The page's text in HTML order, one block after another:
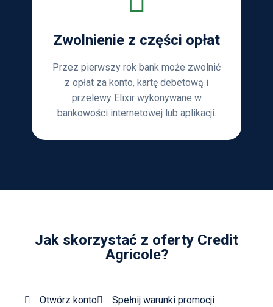
Zwolnienie z części opłat
Przez pierwszy rok bank może zwolnić
z opłat za konto, kartę debetową i
przelewy Elixir wykonywane w
bankowości internetowej lub aplikacji.
Jak skorzystać z oferty Credit
Agricole?
Otwórz konto
Spełnij warunki promocji